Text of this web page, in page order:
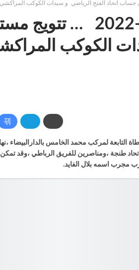
نهائي كاس العرش لكرة السلة
الكوكب
التابعة لمركب محمد الخامس
من عشاق اتحاد طنجة ،ومناصرين للفريق الرباطي
مجرب اسمه بلال الفايد.